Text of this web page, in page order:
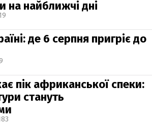
на найближчі дні
де 6 серпня пригріє до
пік африканської спеки:
стануть